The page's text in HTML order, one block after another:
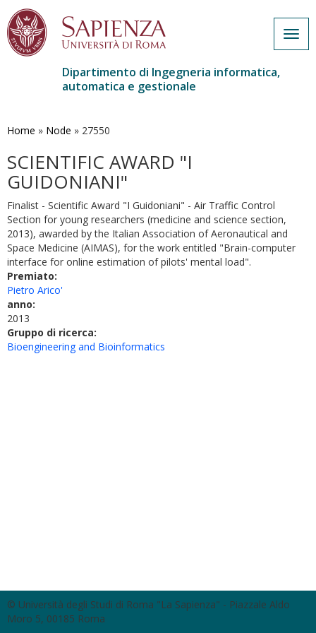
contenuto
Dipartimento di Ingegneria informatica,
automatica e gestionale
Home » Node » 27550
SCIENTIFIC AWARD "I
GUIDONIANI"
Finalist - Scientific Award "I Guidoniani" - Air Traffic Control
Section for young researchers (medicine and science section,
2013), awarded by the Italian Association of Aeronautical and
Space Medicine (AIMAS), for the work entitled "Brain-computer
interface for online estimation of pilots' mental load".
Premiato:
Pietro Arico'
anno:
2013
Gruppo di ricerca:
Bioengineering and Bioinformatics
© Università degli Studi di Roma "La Sapienza" - Piazzale Aldo
Moro 5, 00185 Roma